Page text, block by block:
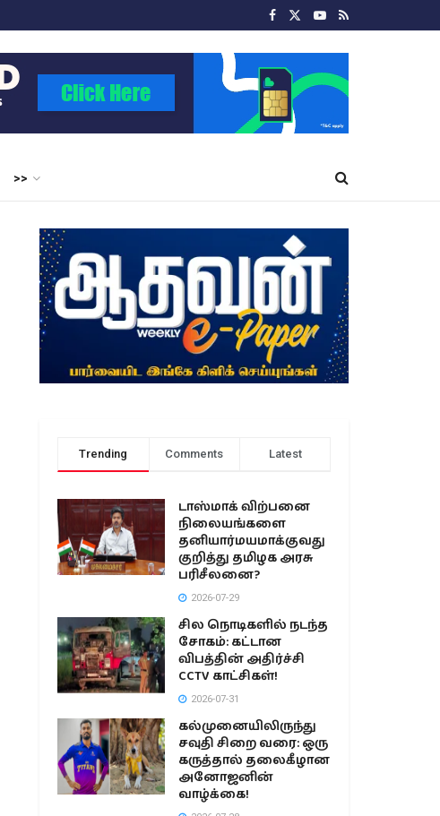
>>
Trending Comments Latest
டாஸ்மாக் விற்பனை
நிலையங்களை
தனியார்மயமாக்குவது
குறித்து தமிழக அரசு
பரிசீலனை?
2026-07-29
சில நொடிகளில் நடந்த
சோகம்: கட்டான
விபத்தின் அதிர்ச்சி
CCTV காட்சிகள்!
2026-07-31
கல்முனையிலிருந்து
சவுதி சிறை வரை: ஒரு
கருத்தால் தலைகீழான
அனோஜனின்
வாழ்க்கை!